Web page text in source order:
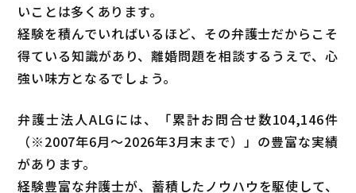
いことは多くあります。
経験を積んでいればいるほど、その弁護士だからこそ
得ている知識があり、離婚問題を相談するうえで、心
強い味方となるでしょう。
弁護士法人ALGには、「累計お問合せ数104,146件
（※2007年6月～2026年3月末まで）」の豊富な実績
があります。
経験豊富な弁護士が、蓄積したノウハウを駆使して、